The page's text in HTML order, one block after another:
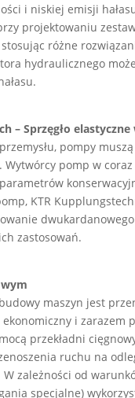
i niskiej emisji
projektowaniu
różne
hydraulicznego
– Sprzęgło
pompy
pomp w
KTR
dwukardanowego
zastosowań.
maszyn jest
i zarazem
przekładni
ruchu na
zależności od
specjalne)